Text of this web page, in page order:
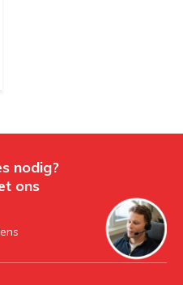
nodig?
ons